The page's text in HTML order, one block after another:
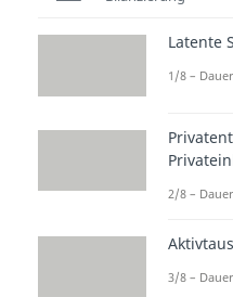
1.
Latente
1/8 –
2/8 –
3/8 –